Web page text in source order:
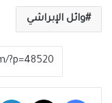
وائل الإبراشي
فيسبوك